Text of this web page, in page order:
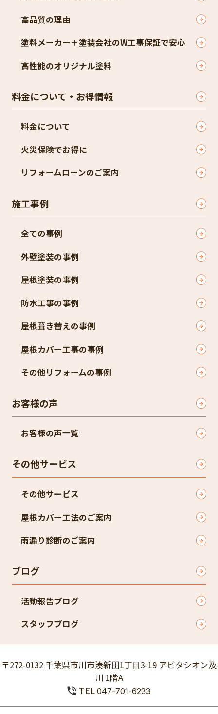
高品質の理由
塗料メーカー＋塗装会社のW工事保証で安心
高性能のオリジナル塗料
料金について・お得情報
料金について
火災保険でお得に
リフォームローンのご案内
施工事例
全ての事例
外壁塗装の事例
屋根塗装の事例
防水工事の事例
屋根葺き替えの事例
屋根カバー工事の事例
その他リフォームの事例
お客様の声
お客様の声一覧
その他サービス
その他サービス
屋根カバー工法のご案内
雨漏り診断のご案内
ブログ
活動報告ブログ
スタッフブログ
〒272-0132 千葉県市川市湊新田1丁目3-19 アビタシオン及
川 1階A
TEL 047-701-6233